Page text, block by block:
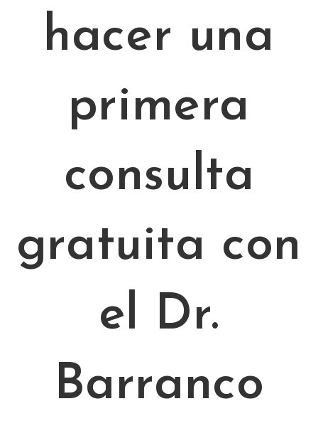
hacer una
primera
consulta
gratuita con
el Dr.
Barranco